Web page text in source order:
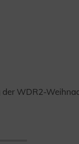
WDR2-